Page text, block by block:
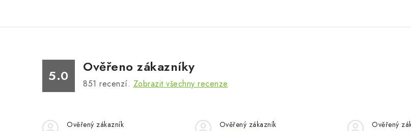
5.0
Ověřeno zákazníky
851 recenzí. Zobrazit všechny recenze
Ověřený zákazník Ověřený zákazník Ověřený